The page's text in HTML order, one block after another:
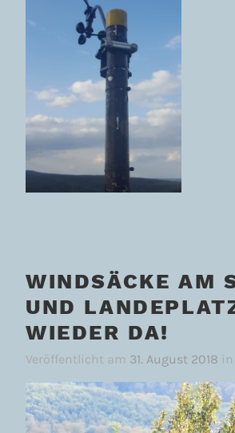
WINDSÄCKE AM
UND
WIEDER DA!
Veröffentlicht am 31. August 2018 in